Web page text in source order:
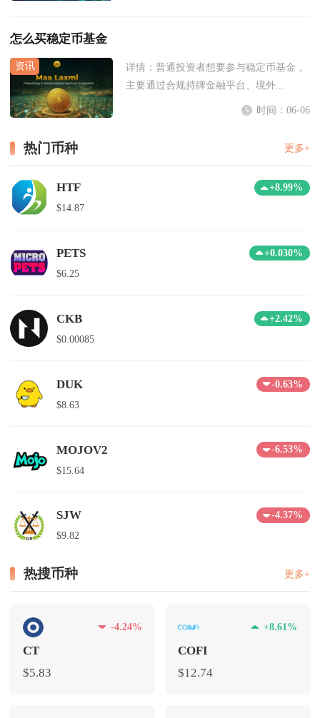
怎么买稳定币基金
详情： 普通投资者想要参与稳定币基金，
主要通过合规持牌金融平台、境外...
时间：06-06
热门币种 更多+
HTF
+8.99%
$14.87
PETS
+0.030%
$6.25
CKB
+2.42%
$0.00085
DUK
-0.63%
$8.63
MOJOV2
-6.53%
$15.64
SJW
-4.37%
$9.82
热搜币种 更多+
-4.24%
CT
$5.83
+8.61%
COFI
$12.74